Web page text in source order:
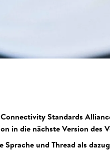
Standards
in die nächste Version des
Sprache und Thread als